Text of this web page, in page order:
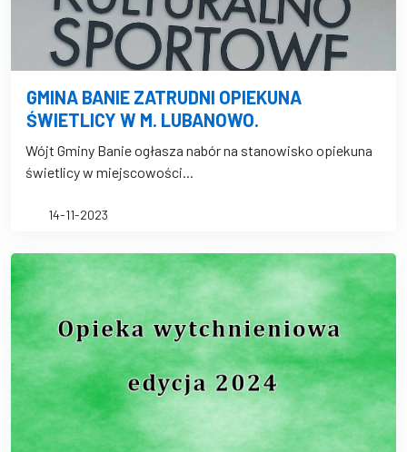
GMINA BANIE ZATRUDNI OPIEKUNA
ŚWIETLICY W M. LUBANOWO.
Wójt Gminy Banie ogłasza nabór na stanowisko opiekuna
świetlicy w miejscowości...
14-11-2023